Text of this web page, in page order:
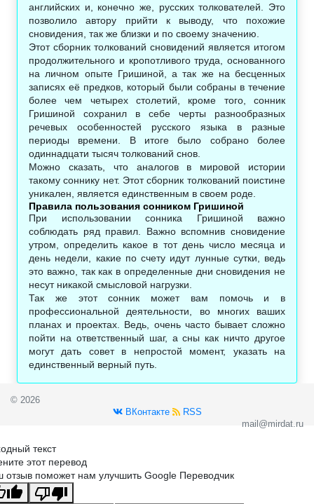
английских и, конечно же, русских толкователей. Это
позволило автору прийти к выводу, что похожие
сновидения, так же близки и по своему значению.
Этот сборник толкований сновидений является итогом
продолжительного и кропотливого труда, основанного
на личном опыте Гришиной, а так же на бесценных
записях её предков, который были собраны в течение
более чем четырех столетий, кроме того, сонник
Гришиной сохранил в себе черты разнообразных
речевых особенностей русского языка в разные
периоды времени. В итоге было собрано более
одиннадцати тысяч толкований снов.
Можно сказать, что аналогов в мировой истории
такому соннику нет. Этот сборник толкований поистине
уникален, является единственным в своем роде.
Правила пользования сонником Гришиной
При использовании сонника Гришиной важно
соблюдать ряд правил. Важно вспомнив сновидение
утром, определить какое в тот день число месяца и
день недели, какие по счету идут лунные сутки, ведь
это важно, так как в определенные дни сновидения не
несут никакой смысловой нагрузки.
Так же этот сонник может вам помочь и в
профессиональной деятельности, во многих ваших
планах и проектах. Ведь, очень часто бывает сложно
пойти на ответственный шаг, а сны как ничто другое
могут дать совет в непростой момент, указать на
единственный верный путь.
© 2026
ВКонтакте
RSS
mail@mirdat.ru
текст
этот перевод
отзыв поможет нам улучшить Google Переводчик